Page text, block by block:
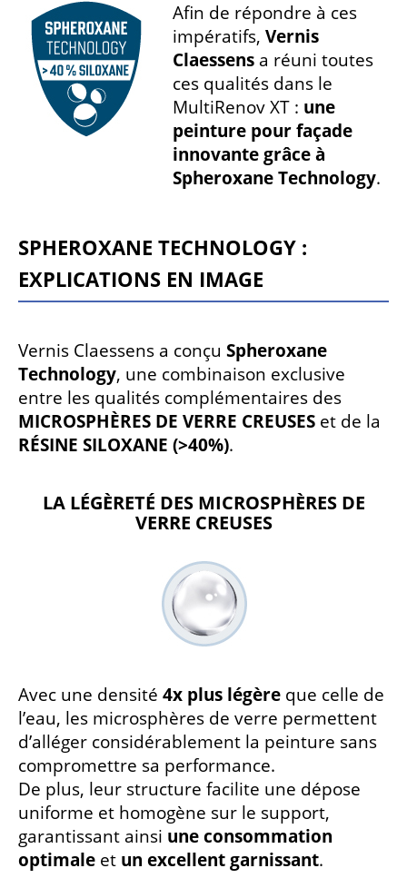
Afin de répondre à ces
impératifs,Vernis
Claessens a réuni toutes
ces qualités dans le
MultiRenov XT : une
peinture pour façade
innovante grâce à
Spheroxane Technology.
SPHEROXANE TECHNOLOGY :
EXPLICATIONS EN IMAGE
Vernis Claessens a conçu Spheroxane
Technology, une combinaison exclusive
entre les qualités complémentaires des
MICROSPHÈRES DE VERRE CREUSES et de la
RÉSINE SILOXANE (>40%).
LA LÉGÈRETÉ DES MICROSPHÈRES DE
VERRE CREUSES
Avec une densité 4x plus légère que celle de
l’eau, les microsphères de verre permettent
d’alléger considérablement la peinture sans
compromettre sa performance.
De plus, leur structure facilite une dépose
uniforme et homogène sur le support,
garantissant ainsi une consommation
optimale et un excellent garnissant.